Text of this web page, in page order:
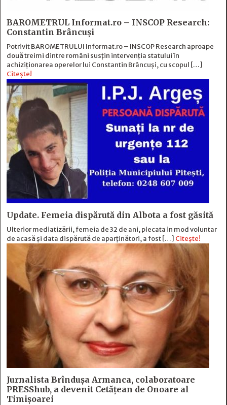
BAROMETRUL Informat.ro – INSCOP Research:
Constantin Brâncuși
Potrivit BAROMETRULUI Informat.ro – INSCOP Research aproape
două treimi dintre români susțin intervenția statului în
achiziționarea operelor lui Constantin Brâncuși, cu scopul […]
Citește!
Update. Femeia dispărută din Albota a fost găsită
Ulterior mediatizării, femeia de 32 de ani, plecata in mod voluntar
de acasă și data dispărută de aparținători, a fost […] Citește!
Jurnalista Brîndușa Armanca, colaboratoare
PRESShub, a devenit Cetățean de Onoare al
Timișoarei